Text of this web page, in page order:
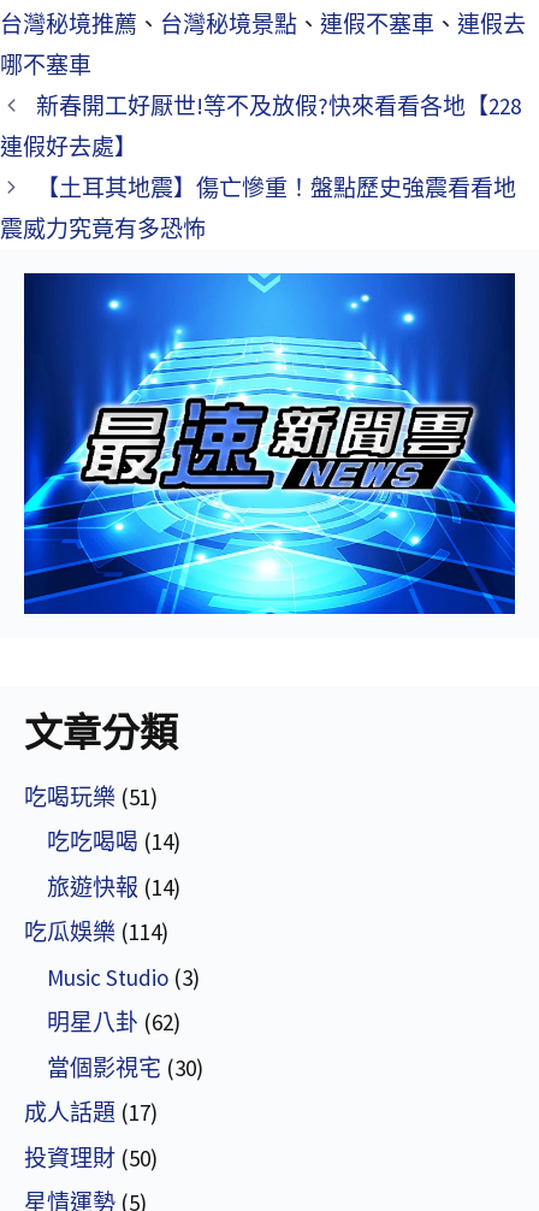
台灣秘境推薦 、 台灣秘境景點 、 連假不塞車 、 連假去
哪不塞車
新春開工好厭世!等不及放假?快來看看各地【228
連假好去處】
【土耳其地震】傷亡慘重！盤點歷史強震看看地
震威力究竟有多恐怖
文章分類
吃喝玩樂 (51)
吃吃喝喝 (14)
旅遊快報 (14)
吃瓜娛樂 (114)
Music Studio (3)
明星八卦 (62)
當個影視宅 (30)
成人話題 (17)
投資理財 (50)
星情運勢 (5)